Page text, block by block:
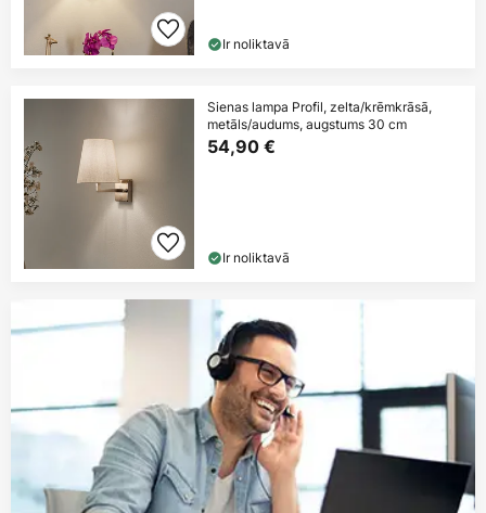
Ir noliktavā
Sienas lampa Profil, zelta/krēmkrāsā,
metāls/audums, augstums 30 cm
54,90 €
Ir noliktavā